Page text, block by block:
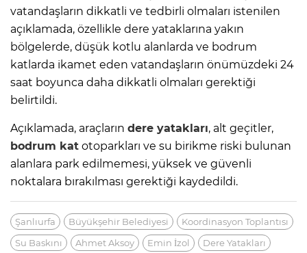
vatandaşların dikkatli ve tedbirli olmaları istenilen
açıklamada, özellikle dere yataklarına yakın
bölgelerde, düşük kotlu alanlarda ve bodrum
katlarda ikamet eden vatandaşların önümüzdeki 24
saat boyunca daha dikkatli olmaları gerektiği
belirtildi.
Açıklamada, araçların dere yatakları, alt geçitler,
bodrum kat otoparkları ve su birikme riski bulunan
alanlara park edilmemesi, yüksek ve güvenli
noktalara bırakılması gerektiği kaydedildi.
Şanlıurfa Büyükşehir Belediyesi
Koordinasyon Toplantısı
Su Baskını
Ahmet Aksoy Emin İzol
Dere Yatakları